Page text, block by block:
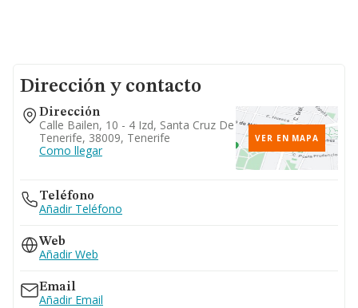
Dirección y contacto
Dirección
Calle Bailen, 10 - 4 Izd, Santa Cruz De
Tenerife, 38009, Tenerife
Como llegar
VER EN MAPA
Teléfono
Añadir Teléfono
Web
Añadir Web
Email
Añadir Email